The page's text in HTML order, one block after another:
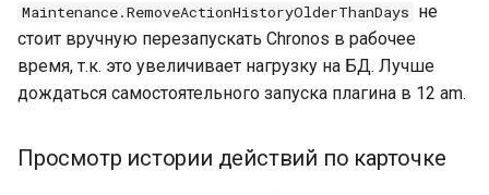
Maintenance.RemoveActionHistoryOlderThanDays не
стоит вручную перезапускать Chronos в рабочее
время, т.к. это увеличивает нагрузку на БД. Лучше
дождаться самостоятельного запуска плагина в 12 am.
Просмотр истории действий по карточке